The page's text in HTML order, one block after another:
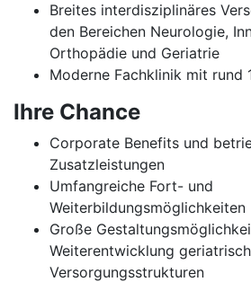
Breites interdisziplinäres
den Bereichen Neurologie,
Orthopädie und Geriatrie
Moderne Fachklinik mit rund
Ihre Chance
Corporate Benefits und
Zusatzleistungen
Umfangreiche Fort- und
Weiterbildungsmöglichkeiten
Große
Weiterentwicklung
Versorgungsstrukturen